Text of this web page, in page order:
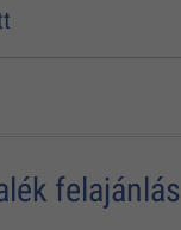
felajánlás